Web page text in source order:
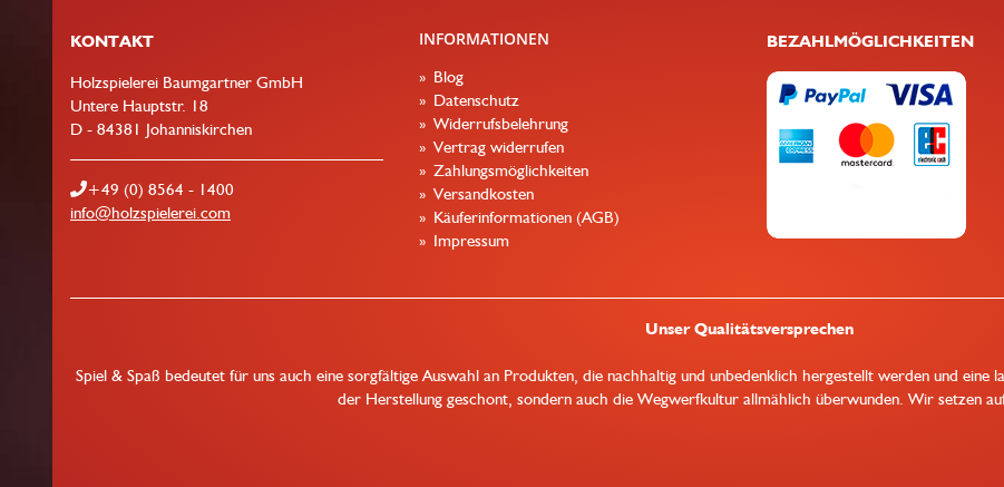
KONTAKT
Holzspielerei Baumgartner GmbH
Untere Hauptstr. 18
D - 84381 Johanniskirchen
+49 (0) 8564 - 1400
info@holzspielerei.com
INFORMATIONEN
Blog
Datenschutz
Widerrufsbelehrung
Vertrag widerrufen
Zahlungsmöglichkeiten
Versandkosten
Käuferinformationen (AGB)
Impressum
BEZAHLMÖGLICHKEITEN
Unser Qualitätsversprechen
Spiel & Spaß bedeutet für uns auch eine sorgfältige Auswahl an Produkten, die nachhaltig und unbedenklich hergestellt werden und
der Herstellung geschont, sondern auch die Wegwerfkultur allmählich überwunden. Wir setzen